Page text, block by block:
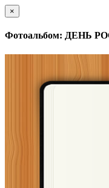
×
Фотоальбом: ДЕНЬ